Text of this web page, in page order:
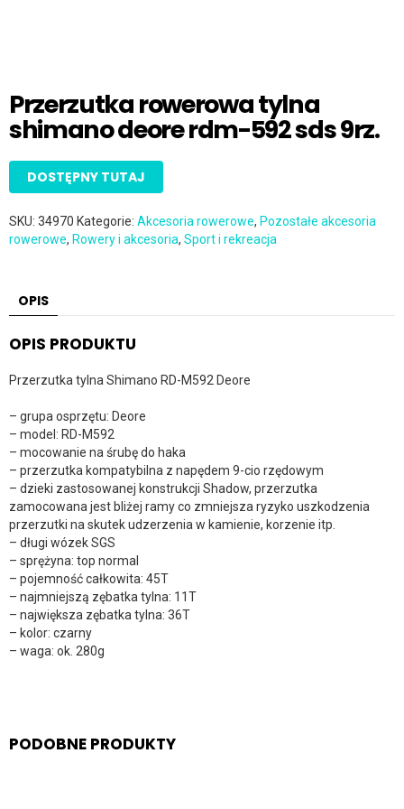
Przerzutka rowerowa tylna
shimano deore rdm-592 sds 9rz.
DOSTĘPNY TUTAJ
SKU: 34970 Kategorie: Akcesoria rowerowe, Pozostałe akcesoria
rowerowe, Rowery i akcesoria, Sport i rekreacja
OPIS
OPIS PRODUKTU
Przerzutka tylna Shimano RD-M592 Deore
– grupa osprzętu: Deore
– model: RD-M592
– mocowanie na śrubę do haka
– przerzutka kompatybilna z napędem 9-cio rzędowym
– dzieki zastosowanej konstrukcji Shadow, przerzutka
zamocowana jest bliżej ramy co zmniejsza ryzyko uszkodzenia
przerzutki na skutek udzerzenia w kamienie, korzenie itp.
– długi wózek SGS
– sprężyna: top normal
– pojemność całkowita: 45T
– najmniejszą zębatka tylna: 11T
– największa zębatka tylna: 36T
– kolor: czarny
– waga: ok. 280g
PODOBNE PRODUKTY